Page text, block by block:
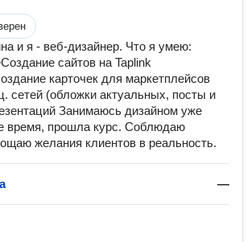
и я - веб-дизайнер. Что я умею:
сайтов на Taplink
карточек для маркетплейсов
сетей (обложки актуальных, посты и
Занимаюсь дизайном уже
время, прошла курс. Соблюдаю
желания клиентов в реальность️.
—